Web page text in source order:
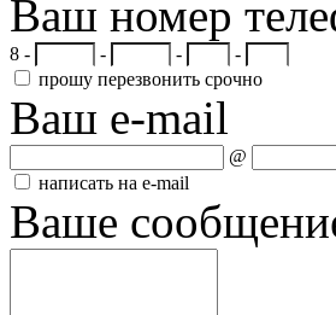
Ваш номер
8 - - -
-
прошу перезвонить срочно
Ваш e-mail
@
написать на e-mail
Ваше